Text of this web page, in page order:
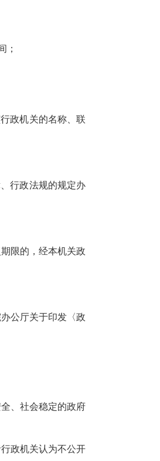
；
政机关的名称、联
行政法规的规定办
限的，经本机关政
公厅关于印发〈政
、社会稳定的政府
政机关认为不公开